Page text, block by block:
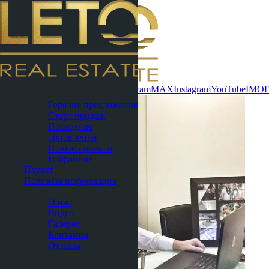
TelegramMAXInstagramYouTubeIMO
Горячие предложения
Старт продаж
Последние
обновления
Новые проекты
Избранное
Пхукет
Полезная информация
О нас
Видео
Галерея
Контакты
Отзывы